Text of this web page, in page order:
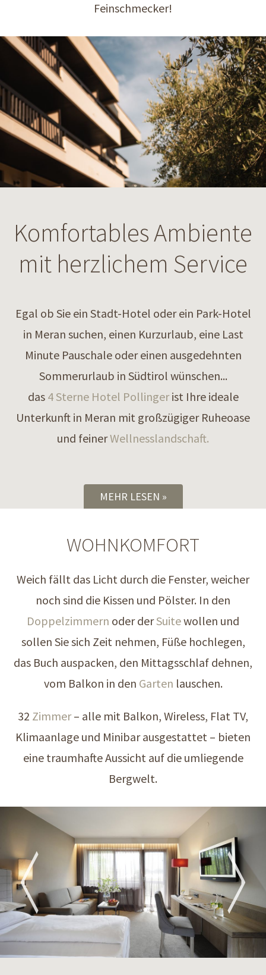
Feinschmecker!
Komfortables Ambiente
mit herzlichem Service
Egal ob Sie ein Stadt-Hotel oder ein Park-Hotel
in Meran suchen, einen Kurzurlaub, eine Last
Minute Pauschale oder einen ausgedehnten
Sommerurlaub in Südtirol wünschen...
das 4 Sterne Hotel Pollingerist Ihre ideale
Unterkunft in Meran mit großzügiger Ruheoase
und feinerWellnesslandschaft.
MEHR LESEN
WOHNKOMFORT
Weich fällt das Licht durch die Fenster, weicher
noch sind die Kissen und Pölster. In den
Doppelzimmern oder derSuitewollen und
sollen Sie sich Zeit nehmen, Füße hochlegen,
das Buch auspacken, den Mittagsschlaf dehnen,
vom Balkon in den Garten lauschen.
32 Zimmer– alle mit Balkon, Wireless, Flat TV,
Klimaanlage und Minibar ausgestattet – bieten
eine traumhafte Aussicht auf die umliegende
Bergwelt.